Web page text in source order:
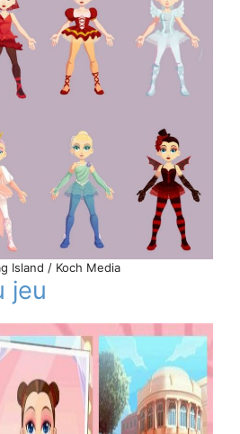
Island / Koch Media
jeu